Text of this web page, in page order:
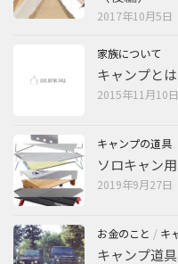
2017年10月5日
家族について
キャンプと
2015年11月10日
キャンプの道具
ソロキャン
2019年9月27日
お金のこと / キ
キャンプ道